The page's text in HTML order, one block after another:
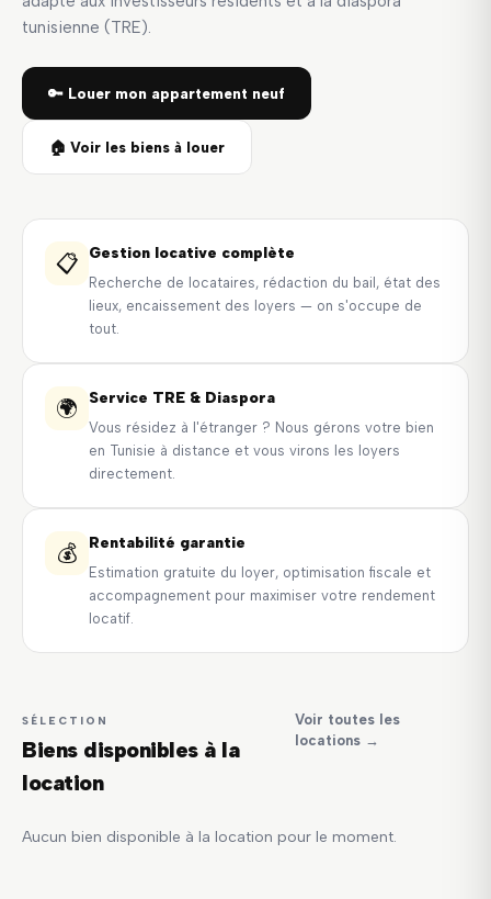
tunisienne (TRE).
🔑 Louer mon appartement neuf
🏠 Voir les biens à louer
📋 Gestion locative complète
Recherche de locataires, rédaction du bail, état des
lieux, encaissement des loyers — on s'occupe de
tout.
🌍 Service TRE & Diaspora
Vous résidez à l'étranger ? Nous gérons votre bien
en Tunisie à distance et vous virons les loyers
directement.
💰 Rentabilité garantie
Estimation gratuite du loyer, optimisation fiscale et
accompagnement pour maximiser votre rendement
locatif.
SÉLECTION
Biens disponibles à la
location
Voir toutes les
locations →
Aucun bien disponible à la location pour le moment.